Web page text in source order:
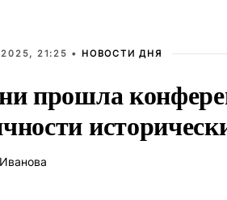
21:25 • НОВОСТИ ДНЯ
прошла